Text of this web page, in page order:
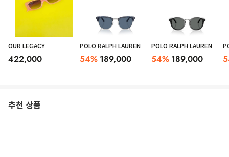
OUR LEGACY
422,000
POLO RALPH LAUREN
54% 189,000
POLO RALPH LAUREN
54% 189,000
추천 상품